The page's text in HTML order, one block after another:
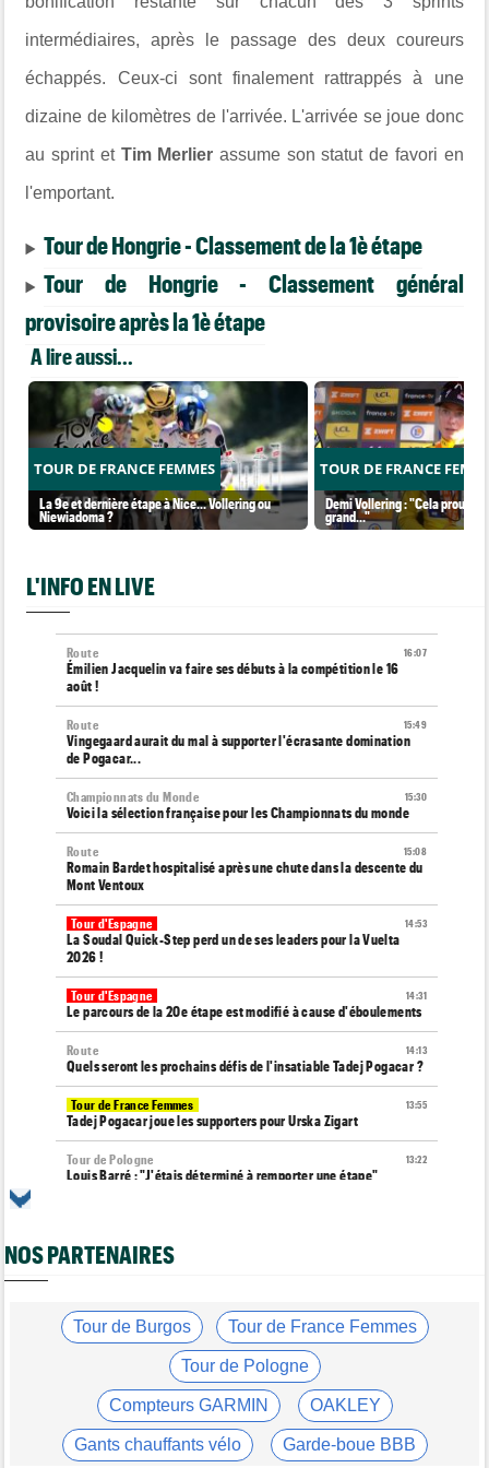
intermédiaires, après le passage des deux coureurs
échappés. Ceux-ci sont finalement rattrappés à une
dizaine de kilomètres de l'arrivée. L'arrivée se joue donc
au sprint et Tim Merlier assume son statut de favori en
l'emportant.
Tour de Hongrie - Classement de la 1è étape
Tour de Hongrie - Classement général
provisoire après la 1è étape
A lire aussi...
TOUR DE FRANCE FEMMES
La 9e et dernière étape à Nice... Vollering ou
Niewiadoma ?
TOUR DE FRANCE
Demi Vollering : "Cela prouve
grand..."
L'INFO EN LIVE
16:07
Route
Émilien Jacquelin va faire ses débuts à la compétition le 16
août !
15:49
Route
Vingegaard aurait du mal à supporter l'écrasante domination
de Pogacar...
15:30
Championnats du Monde
Voici la sélection française pour les Championnats du monde
15:08
Route
Romain Bardet hospitalisé après une chute dans la descente du
Mont Ventoux
14:53
Tour d'Espagne
La Soudal Quick-Step perd un de ses leaders pour la Vuelta
2026 !
14:31
Tour d'Espagne
Le parcours de la 20e étape est modifié à cause d'éboulements
14:13
Route
Quels seront les prochains défis de l'insatiable Tadej Pogacar ?
13:55
Tour de France Femmes
Tadej Pogacar joue les supporters pour Urska Zigart
13:22
Tour de Pologne
Louis Barré : "J'étais déterminé à remporter une étape"
Tour de France Femmes
12:54
Tour de France Femmes
Puck Pieterse : "Je ne sais pas à quoi m'attendre"
Tour de France Femmes
Niedermaier : "J’ai dit à Kasia que ce n’est pas fini"
12:13
Tour de France Femmes
Lorena Wiebes : "Je dois encore finir..."
NOS PARTENAIRES
Tour de Burgos Tour de France Femmes
Tour de Pologne
Compteurs GARMIN OAKLEY
Gants chauffants vélo Garde-boue BBB